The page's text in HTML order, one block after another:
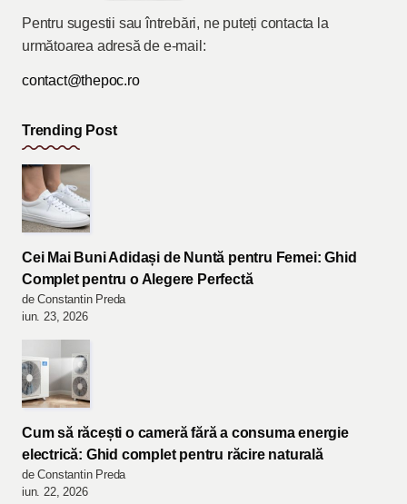
Pentru sugestii sau întrebări, ne puteți contacta la
următoarea adresă de e-mail:
contact@thepoc.ro
Trending Post
Cei Mai Buni Adidași de Nuntă pentru Femei: Ghid
Complet pentru o Alegere Perfectă
de Constantin Preda
iun. 23, 2026
Cum să răcești o cameră fără a consuma energie
electrică: Ghid complet pentru răcire naturală
de Constantin Preda
iun. 22, 2026